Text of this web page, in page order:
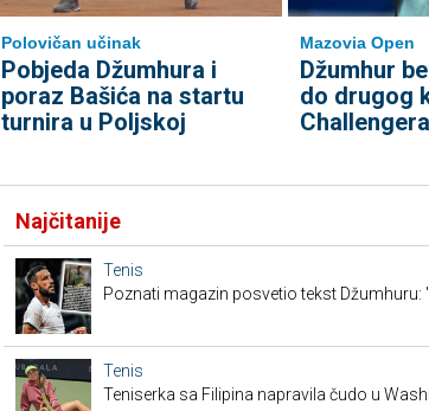
Polovičan učinak
Pobjeda Džumhura i
poraz Bašića na startu
turnira u Poljskoj
Mazovia Open
Džumhur
do drugog
Najčitanije
Tenis
Poznati magazin posvetio tekst Džumhuru:
Tenis
Teniserka sa Filipina napravila čudo u